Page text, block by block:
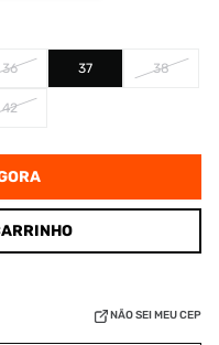
36 37 38
42
NÃO SEI MEU CEP